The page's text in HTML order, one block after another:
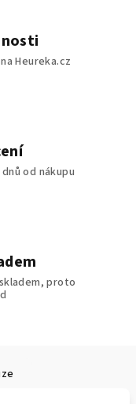
Heureka.cz
od nákupu
proto